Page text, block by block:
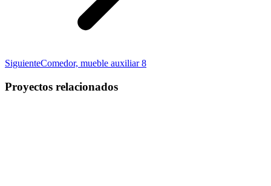
SiguienteProyecto
Comedor, mueble auxiliar 8
Proyectos relacionados